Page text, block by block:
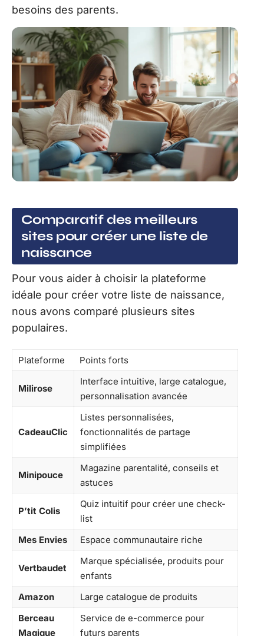
besoins des parents.
Comparatif des meilleurs
sites pour créer une liste de
naissance
Pour vous aider à choisir la plateforme
idéale pour créer votre liste de naissance,
nous avons comparé plusieurs sites
populaires.
Plateforme Points forts
Milirose
Interface intuitive, large catalogue,
personnalisation avancée
CadeauClic
Listes personnalisées,
fonctionnalités de partage
simplifiées
Minipouce
Magazine parentalité, conseils et
astuces
P’tit Colis
Quiz intuitif pour créer une check-
list
Mes Envies
Espace communautaire riche
Vertbaudet
Marque spécialisée, produits pour
enfants
Amazon
Large catalogue de produits
Berceau
Magique
Service de e-commerce pour
futurs parents